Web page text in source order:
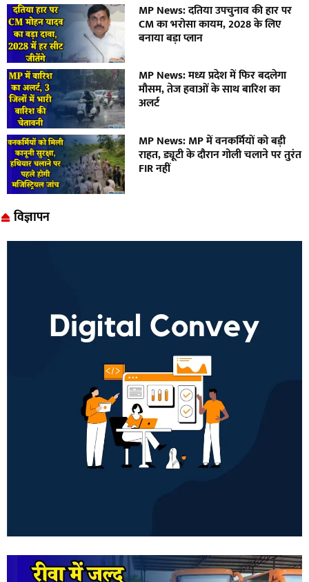
MP News: दतिया उपचुनाव की हार पर
CM का भरोसा कायम, 2028 के लिए
बनाया बड़ा प्लान
MP News: मध्य प्रदेश में फिर बदलेगा
मौसम, तेज हवाओं के साथ बारिश का
अलर्ट
MP News: MP में वनकर्मियों को बड़ी
राहत, ड्यूटी के दौरान गोली चलाने पर तुरंत
FIR नहीं
विज्ञापन